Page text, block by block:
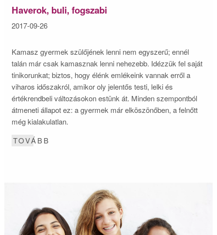
Haverok, buli, fogszabi
2017-09-26
Kamasz gyermek szülőjének lenni nem egyszerű; ennél
talán már csak kamasznak lenni nehezebb. Idézzük fel saját
tinikorunkat; biztos, hogy élénk emlékeink vannak erről a
viharos időszakról, amikor oly jelentős testi, lelki és
értékrendbeli változásokon estünk át. Minden szempontból
átmeneti állapot ez: a gyermek már elköszönőben, a felnőtt
még kialakulatlan.
TOVÁBB